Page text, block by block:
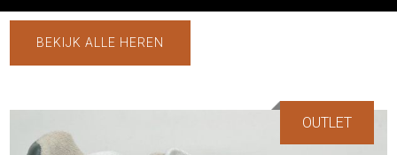
BEKIJK ALLE HEREN
OUTLET